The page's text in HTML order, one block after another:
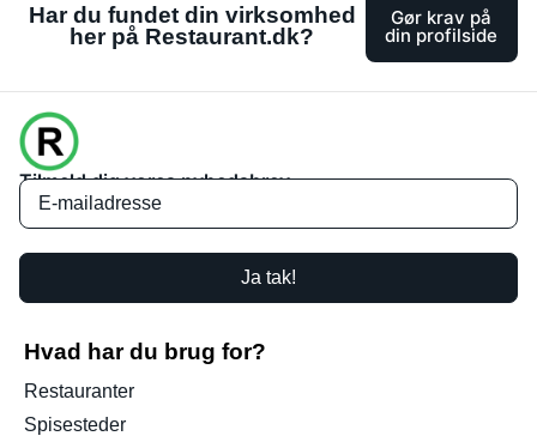
Har du fundet din virksomhed
her på Restaurant.dk?
Gør krav på
din profilside
Tilmeld dig vores nyhedsbrev
Ja tak!
Hvad har du brug for?
Restauranter
Spisesteder